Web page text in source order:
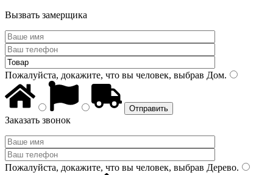
Вызвать замерщика
Пожалуйста, докажите, что вы человек, выбрав Дом.
Заказать звонок
Пожалуйста, докажите, что вы человек, выбрав Дерево.